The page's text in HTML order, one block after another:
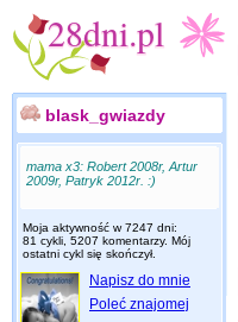
blask_gwiazdy
mama x3: Robert 2008r, Artur
2009r, Patryk 2012r. :)
Moja aktywność w 7247 dni:
81 cykli, 5207 komentarzy. Mój
ostatni cykl się skończył.
Napisz do mnie
Poleć znajomej